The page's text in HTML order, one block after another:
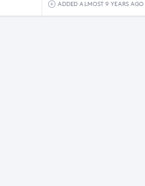
ADDED ALMOST 9 YEARS AGO